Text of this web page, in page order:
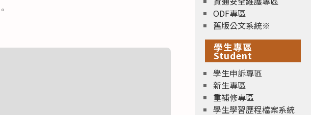
ODF專區
舊版公文系統※
學生專區
Student
學生申訴專區
新生專區
重補修專區
學生學習歷程檔案系統